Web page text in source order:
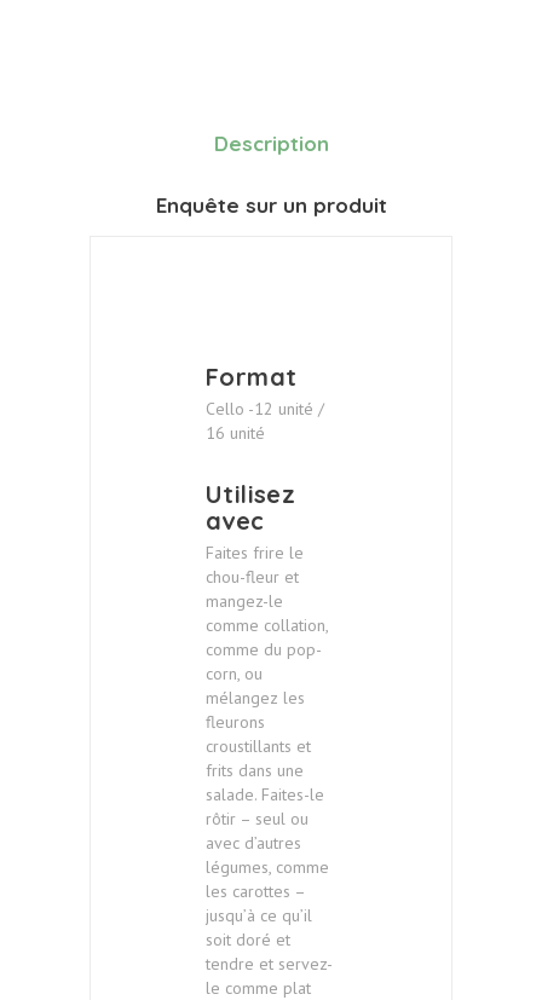
Description
Enquête sur un produit
Format
Cello -12 unité /
16 unité
Utilisez
avec
Faites frire le
chou-fleur et
mangez-le
comme collation,
comme du pop-
corn, ou
mélangez les
fleurons
croustillants et
frits dans une
salade. Faites-le
rôtir – seul ou
avec d’autres
légumes, comme
les carottes –
jusqu’à ce qu’il
soit doré et
tendre et servez-
le comme plat